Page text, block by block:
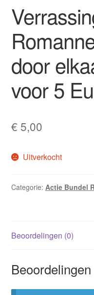
Winkel
Winkelwagen
door
voor 5
€ 5,00
Uitverkocht
Categorie: Actie Bundel
Beoordelingen (0)
Beoordelingen